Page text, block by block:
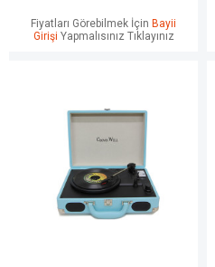
Fiyatları Görebilmek İçin Bayii
Girişi Yapmalısınız Tıklayınız